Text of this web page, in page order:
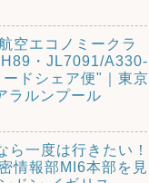
空エコノミークラ
・JL7091/A330-
ドシェア便"｜東京
ラルンプール
ら一度は行きたい！
情報部MI6本部を見